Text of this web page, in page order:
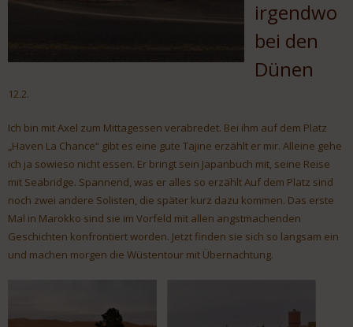
irgendwo
bei den
Dünen
12.2.
Ich bin mit Axel zum Mittagessen verabredet. Bei ihm auf dem Platz
„Haven La Chance“ gibt es eine gute Tajine erzählt er mir. Alleine gehe
ich ja sowieso nicht essen. Er bringt sein Japanbuch mit, seine Reise
mit Seabridge. Spannend, was er alles so erzählt Auf dem Platz sind
noch zwei andere Solisten, die später kurz dazu kommen. Das erste
Mal in Marokko sind sie im Vorfeld mit allen angstmachenden
Geschichten konfrontiert worden. Jetzt finden sie sich so langsam ein
und machen morgen die Wüstentour mit Übernachtung.